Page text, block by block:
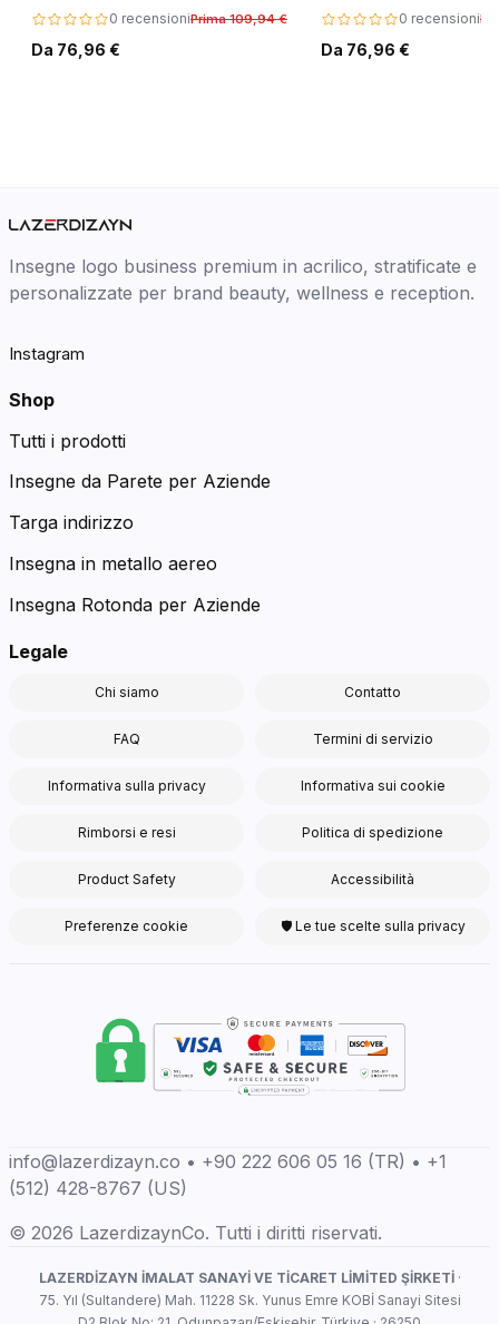
0 recensioniPrima 109,94 €
Da 76,96 €
0 recensioni
Da 76,96 €
Insegne logo business premium in acrilico, stratificate e
personalizzate per brand beauty, wellness e reception.
Instagram
Shop
Tutti i prodotti
Insegne da Parete per Aziende
Targa indirizzo
Insegna in metallo aereo
Insegna Rotonda per Aziende
Legale
Chi siamo Contatto
FAQ Termini di servizio
Informativa sulla privacy Informativa sui cookie
Rimborsi e resi Politica di spedizione
Product Safety Accessibilità
Preferenze cookie 🛡 Le tue scelte sulla privacy
info@lazerdizayn.co • +90 222 606 05 16 (TR) • +1
(512) 428-8767 (US)
© 2026 LazerdizaynCo. Tutti i diritti riservati.
LAZERDİZAYN İMALAT SANAYİ VE TİCARET LİMİTED ŞİRKETİ·
75. Yıl (Sultandere) Mah. 11228 Sk. Yunus Emre KOBİ Sanayi Sitesi